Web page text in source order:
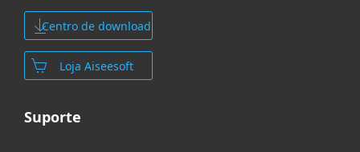
Centro de download
Loja Aiseesoft
Suporte